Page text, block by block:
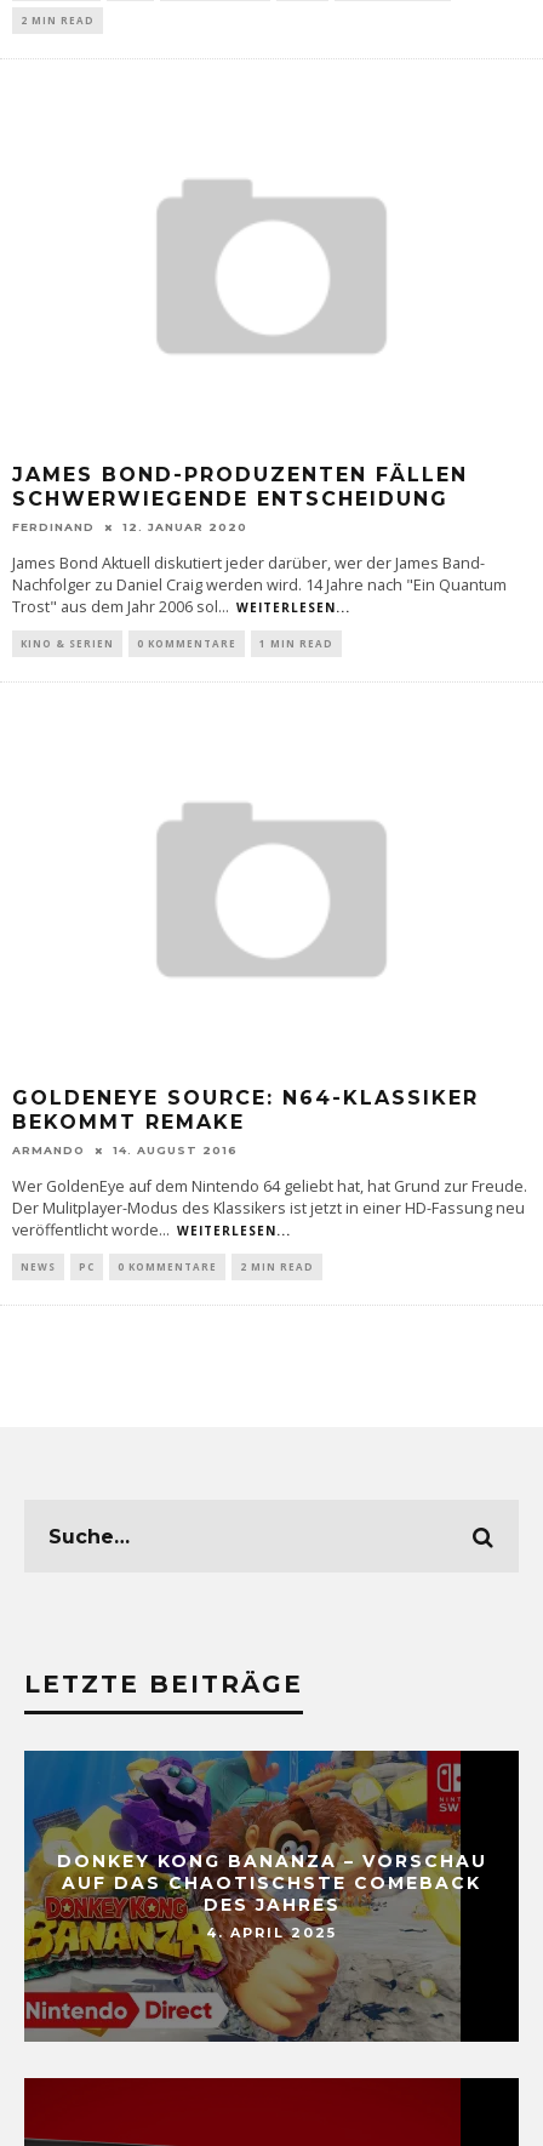
2 MIN READ
JAMES BOND-PRODUZENTEN FÄLLEN
SCHWERWIEGENDE ENTSCHEIDUNG
FERDINAND 12. JANUAR 2020
James Bond Aktuell diskutiert jeder darüber, wer der James Band-
Nachfolger zu Daniel Craig werden wird. 14 Jahre nach "Ein Quantum
Trost" aus dem Jahr 2006 sol... WEITERLESEN...
KINO & SERIEN 0 KOMMENTARE 1 MIN READ
GOLDENEYE SOURCE: N64-KLASSIKER
BEKOMMT REMAKE
ARMANDO 14. AUGUST 2016
Wer GoldenEye auf dem Nintendo 64 geliebt hat, hat Grund zur Freude.
Der Mulitplayer-Modus des Klassikers ist jetzt in einer HD-Fassung neu
veröffentlicht worde... WEITERLESEN...
NEWS PC 0 KOMMENTARE 2 MIN READ
LETZTE BEITRÄGE
DONKEY KONG BANANZA – VORSCHAU
AUF DAS CHAOTISCHSTE COMEBACK
DES JAHRES
4. APRIL 2025